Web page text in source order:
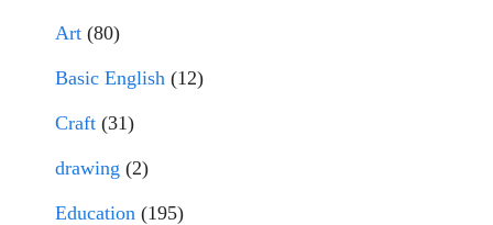
Art (80)
Basic English (12)
Craft (31)
drawing (2)
Education (195)